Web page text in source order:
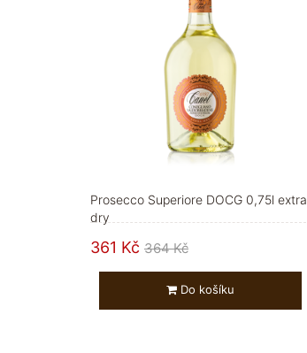
Prosecco Superiore DOCG 0,75l extra
dry
361 Kč 364 Kč
Do košíku